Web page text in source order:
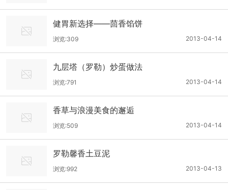
健胃新选择——茴香馅饼
2013-04-14
浏览:309
九层塔（罗勒）炒蛋做法
2013-04-14
浏览:791
香草与浪漫美食的邂逅
2013-04-14
浏览:509
罗勒馨香土豆泥
2013-04-13
浏览:992